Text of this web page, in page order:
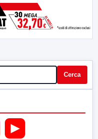
Cerca
▶